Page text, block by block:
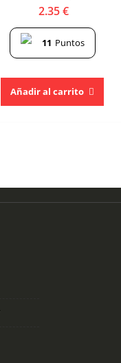
2.35€
11 Puntos
Añadir al carrito